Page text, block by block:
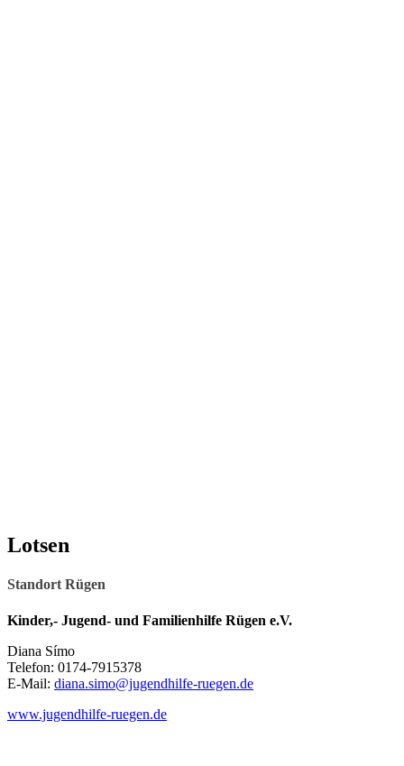
Lotsen
Standort Rügen
Kinder,- Jugend- und Familienhilfe Rügen e.V.
Diana Símo
Telefon: 0174-7915378
E-Mail: diana.simo@jugendhilfe-ruegen.de
www.jugendhilfe-ruegen.de